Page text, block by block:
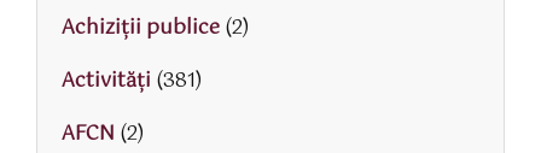
Achiziții publice(2)
Activităţi (381)
AFCN (2)